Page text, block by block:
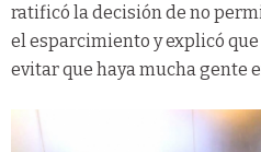
ratificó la decisión de no
el esparcimiento y explicó
evitar que haya mucha gente